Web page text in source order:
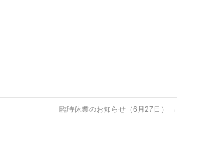
臨時休業のお知らせ（6月27日） →